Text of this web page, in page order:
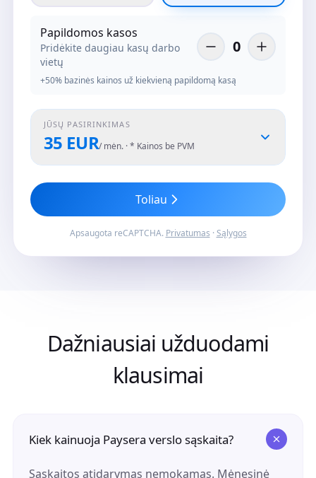
Papildomos kasos
Pridėkite daugiau kasų darbo
vietų
0
+50% bazinės kainos už kiekvieną papildomą kasą
JŪSŲ PASIRINKIMAS
35 EUR/ mėn. · * Kainos be PVM
Toliau
Apsaugota reCAPTCHA. Privatumas ·Sąlygos
Dažniausiai užduodami
klausimai
Kiek kainuoja Paysera verslo sąskaita?
Sąskaitos atidarymas nemokamas. Mėnesinė